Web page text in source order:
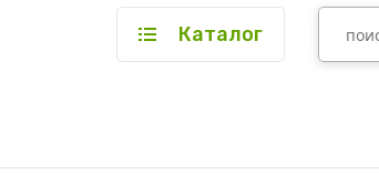
Каталог